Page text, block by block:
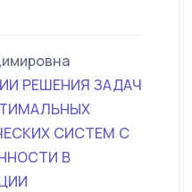
РЕШЕНИЯ ЗАДАЧ
СИСТЕМ С
В